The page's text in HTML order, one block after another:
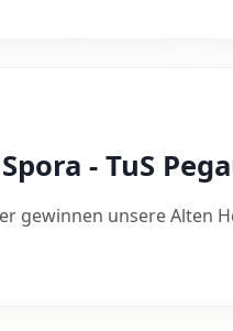
- TuS
gewinnen unsere Alten